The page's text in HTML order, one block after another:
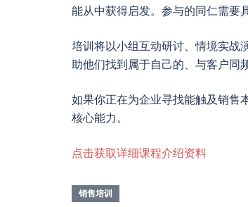
能从中获得启发。参与的同仁需要
培训将以小组互动研讨、情境实战
助他们找到属于自己的、与客户同
如果你正在为企业寻找能触及销售
核心能力。
点击获取详细课程介绍资料
销售培训